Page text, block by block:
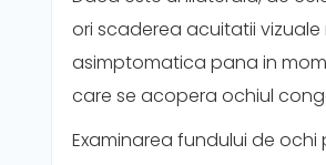
ori scaderea acuitatii vizuale
asimptomatica pana in
care se acopera ochiul
Examinarea fundului de ochi